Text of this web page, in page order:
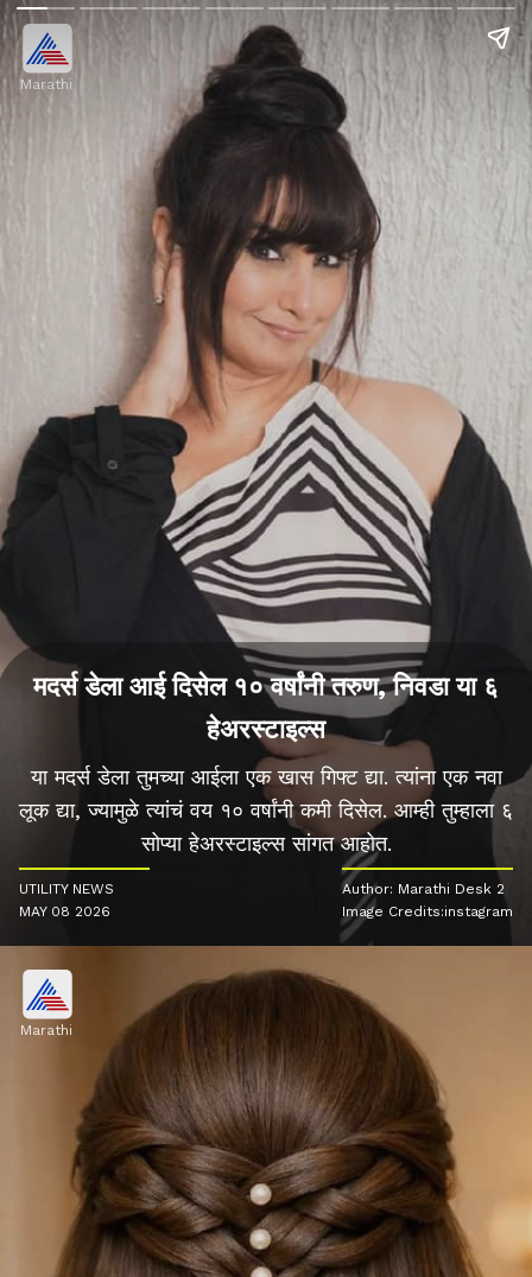
Marathi
मदर्स डेला आई दिसेल १० वर्षांनी तरुण, निवडा या ६
हेअरस्टाइल्स
या मदर्स डेला तुमच्या आईला एक खास गिफ्ट द्या. त्यांना एक नवा
लूक द्या, ज्यामुळे त्यांचं वय १० वर्षांनी कमी दिसेल. आम्ही तुम्हाला ६
सोप्या हेअरस्टाइल्स सांगत आहोत.
UTILITY NEWS
MAY 08 2026
Author: Marathi Desk 2
Image Credits:instagram
Marathi